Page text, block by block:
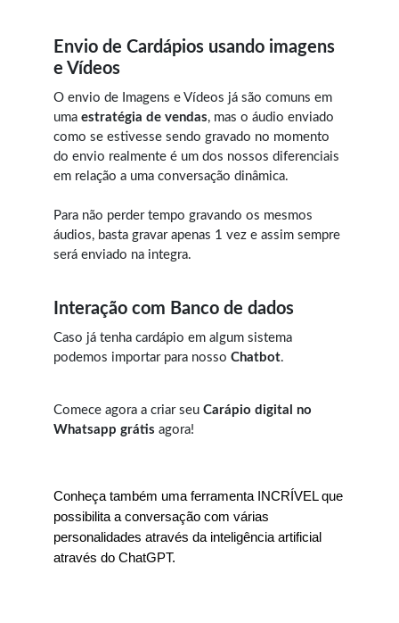
Envio de Cardápios usando imagens
e Vídeos
O envio de Imagens e Vídeos já são comuns em
uma estratégia de vendas, mas o áudio enviado
como se estivesse sendo gravado no momento
do envio realmente é um dos nossos diferenciais
em relação a uma conversação dinâmica.
Para não perder tempo gravando os mesmos
áudios, basta gravar apenas 1 vez e assim sempre
será enviado na integra.
Interação com Banco de dados
Caso já tenha cardápio em algum sistema
podemos importar para nosso Chatbot.
Comece agora a criar seu Carápio digital no
Whatsapp grátis agora!
Conheça também uma ferramenta INCRÍVEL que
possibilita a conversação com várias
personalidades através da inteligência artificial
através do ChatGPT.